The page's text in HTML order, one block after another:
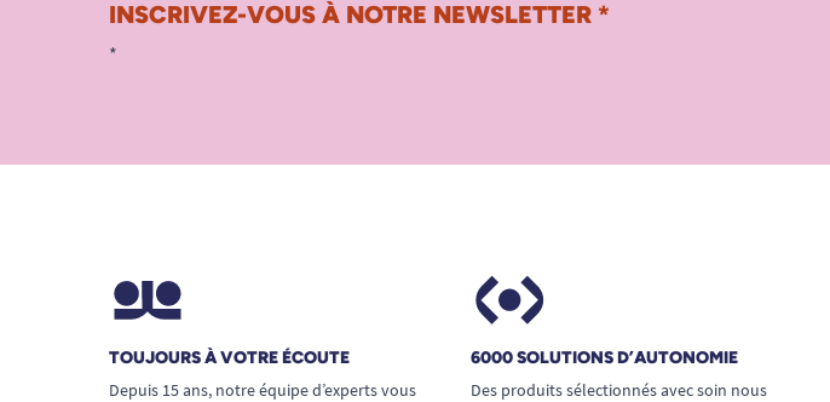
INSCRIVEZ-VOUS À NOTRE NEWSLETTER *
*
TOUJOURS À VOTRE ÉCOUTE
Depuis 15 ans, notre équipe d’experts vous
6000 SOLUTIONS D’AUTONOMIE
Des produits sélectionnés avec soin nous